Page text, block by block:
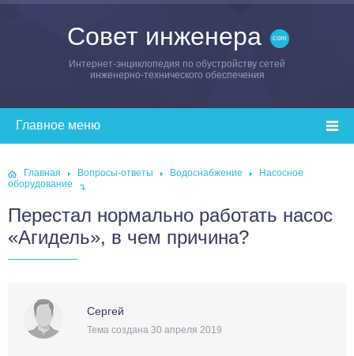
Совет инженера
Интернет-энциклопедия по обустройству сетей
инженерно-технического обеспечения
Главная Вопросы-ответы Водоснабжение
Насосное
оборудование
Перестал нормально работать насос
«Агидель», в чем причина?
Сергей
Тема создана 30 апреля 2019